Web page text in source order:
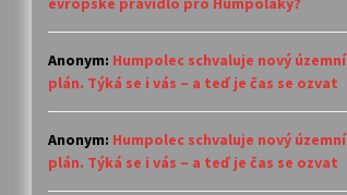
Anonym: Humpolec schvaluje nový územní
plán. Týká se i vás – a teď je čas se ozvat
Anonym: Humpolec schvaluje nový územní
plán. Týká se i vás – a teď je čas se ozvat